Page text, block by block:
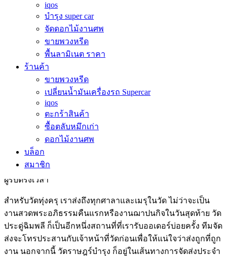
iqos
บำรุง super car
จัดดอกไม้งานศพ
ขายพวงหรีด
พื้นลามิเนต ราคา
ร้านค้า
ขายพวงหรีด
เปลี่ยนน้ำมันเครื่องรถ Supercar
iqos
ตะกร้าสินค้า
ซื้อตลับหมึกเก่า
ดอกไม้งานศพ
บล็อก
สมาชิก
ดอกไม้ที่มีประสบการณ์คอยดูแลทุกออเดอร์อย่างตั้งใจ ราคา
เริ่มต้นเพียง 999 บาท ส่งถึงที่ภายใน 3 ชั่วโมง เปิดให้บริการทุก
วันตลอด 24 ชั่วโมง
ดอกไม้งานศพ ทุ่งครุ ในพื้นที่ทุ่งครุ —
บริการจัดส่งครบทุกวัด
เขตทุ่งครุเป็นพื้นที่ที่มีวัดสำคัญสำหรับประกอบพิธีกรรมทาง
พุทธศาสนา ได้แก่ วัดทุ่งครุ วัดประดู่ฉิมพลี และวัดราษฎร์บำรุง
ซึ่งล้วนเป็นวัดที่ชาวชุมชนให้ความไว้วางใจมาช้านาน ทีมจัดส่ง
ของเราคุ้นเคยกับเส้นทางในพื้นที่ทุ่งครุเป็นอย่างดี ทั้งถนน
สุขสวัสดิ์ ถนนพระราม 2 และถนนทุ่งครุ รวมถึงซอยสุขสวัสดิ์ 30
และซอยทุ่งครุ-ราษฎร์บูรณะ ทำให้มั่นใจได้ว่าดอกไม้จะถึงมือ
ผู้รับตรงเวลา
สำหรับวัดทุ่งครุ เราส่งถึงทุกศาลาและเมรุในวัด ไม่ว่าจะเป็น
งานสวดพระอภิธรรมคืนแรกหรืองานฌาปนกิจในวันสุดท้าย วัด
ประดู่ฉิมพลี ก็เป็นอีกหนึ่งสถานที่ที่เรารับออเดอร์บ่อยครั้ง ทีมจัด
ส่งจะโทรประสานกับเจ้าหน้าที่วัดก่อนเพื่อให้แน่ใจว่าส่งถูกที่ถูก
งาน นอกจากนี้ วัดราษฎร์บำรุง ก็อยู่ในเส้นทางการจัดส่งประจำ